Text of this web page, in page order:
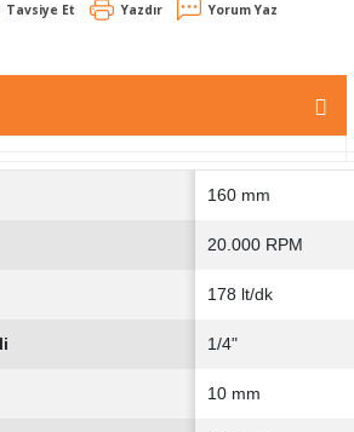
Tavsiye Et Yazdır Yorum Yaz
160 mm
20.000 RPM
178 lt/dk
1/4"
10 mm